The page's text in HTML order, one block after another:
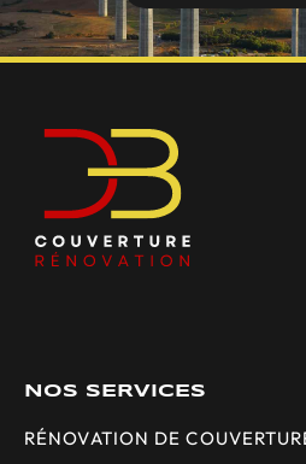
NOS SERVICES
RÉNOVATION DE